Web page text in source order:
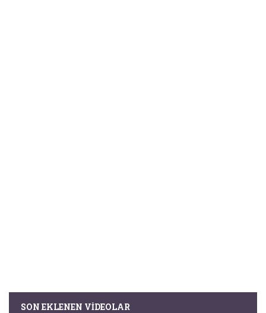
SON EKLENEN VIDEOLAR